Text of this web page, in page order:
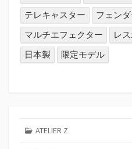
テレキャスター
フェン
マルチエフェクター
レ
日本製
限定モデル
ATELIER Z